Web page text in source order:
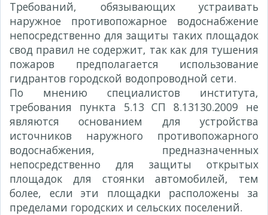
Требований, обязывающих устраивать
наружное противопожарное водоснабжение
непосредственно для защиты таких площадок
свод правил не содержит, так как для тушения
пожаров предполагается использование
гидрантов городской водопроводной сети.
По мнению специалистов института,
требования пункта 5.13 СП 8.13130.2009 не
являются основанием для устройства
источников наружного противопожарного
водоснабжения, предназначенных
непосредственно для защиты открытых
площадок для стоянки автомобилей, тем
более, если эти площадки расположены за
пределами городских и сельских поселений.